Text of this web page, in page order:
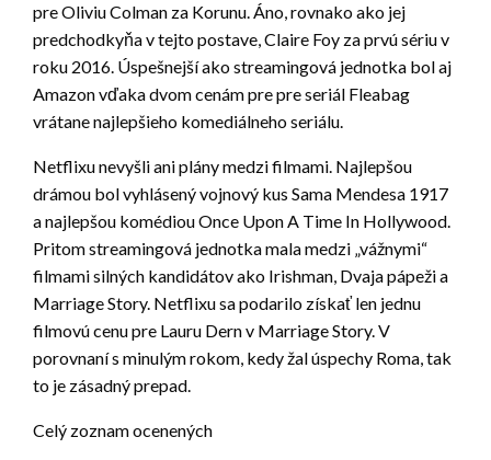
pre Oliviu Colman za Korunu. Áno, rovnako ako jej
predchodkyňa v tejto postave, Claire Foy za prvú sériu v
roku 2016. Úspešnejší ako streamingová jednotka bol aj
Amazon vďaka dvom cenám pre pre seriál Fleabag
vrátane najlepšieho komediálneho seriálu.
Netflixu nevyšli ani plány medzi filmami. Najlepšou
drámou bol vyhlásený vojnový kus Sama Mendesa 1917
a najlepšou komédiou Once Upon A Time In Hollywood.
Pritom streamingová jednotka mala medzi „vážnymi“
filmami silných kandidátov ako Irishman, Dvaja pápeži a
Marriage Story. Netflixu sa podarilo získať len jednu
filmovú cenu pre Lauru Dern v Marriage Story. V
porovnaní s minulým rokom, kedy žal úspechy Roma, tak
to je zásadný prepad.
Celý zoznam ocenených